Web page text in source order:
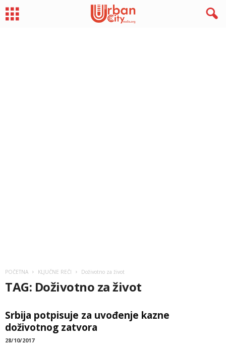
POČETNA KLJUČNE REČI Doživotno za život
TAG: Doživotno za život
Srbija potpisuje za uvođenje kazne
doživotnog zatvora
28/10/2017